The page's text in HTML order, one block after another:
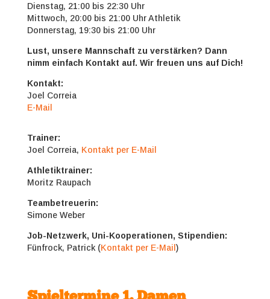
Dienstag, 21:00 bis 22:30 Uhr
Mittwoch, 20:00 bis 21:00 Uhr Athletik
Donnerstag, 19:30 bis 21:00 Uhr
Lust, unsere Mannschaft zu verstärken? Dann
nimm einfach Kontakt auf. Wir freuen uns auf Dich!
Kontakt:
Joel Correia
E-Mail
Trainer:
Joel Correia, Kontakt per E-Mail
Athletiktrainer:
Moritz Raupach
Teambetreuerin:
Simone Weber
Job-Netzwerk, Uni-Kooperationen, Stipendien:
Fünfrock, Patrick (Kontakt per E-Mail )